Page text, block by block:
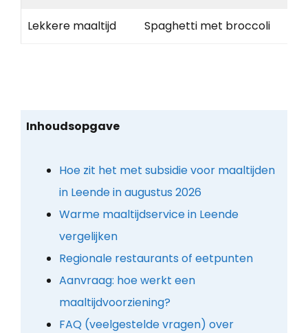
Lekkere maaltijd Spaghetti met broccoli
Inhoudsopgave
Hoe zit het met subsidie voor maaltijden
in Leende in augustus 2026
Warme maaltijdservice in Leende
vergelijken
Regionale restaurants of eetpunten
Aanvraag: hoe werkt een
maaltijdvoorziening?
FAQ (veelgestelde vragen) over